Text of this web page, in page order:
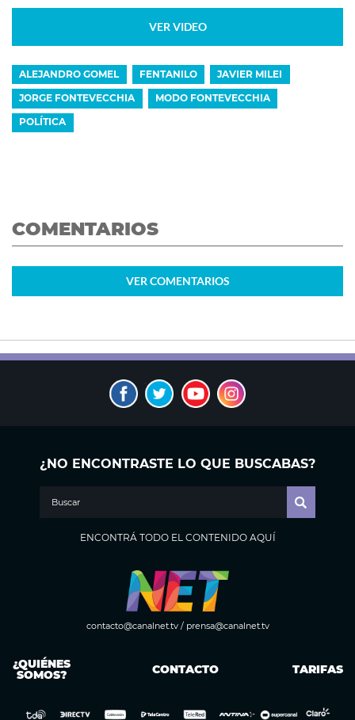
VER VIDEO
ALEJANDRO GOMEL FENTANILO JAVIER MILEI
JORGE FONTEVECCHIA MODO FONTEVECCHIA
POLÍTICA
COMENTARIOS
VER COMENTARIOS
¿NO ENCONTRASTE LO QUE BUSCABAS?
ENCONTRÁ TODO EL CONTENIDO AQUÍ
contacto@canalnet.tv/ prensa@canalnet.tv
¿QUIÉNES
SOMOS? CONTACTO TARIFAS